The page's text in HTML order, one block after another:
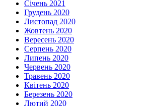
Січень 2021
Грудень 2020
Листопад 2020
Жовтень 2020
Вересень 2020
Серпень 2020
Липень 2020
Червень 2020
Травень 2020
Квітень 2020
Березень 2020
Лютий 2020